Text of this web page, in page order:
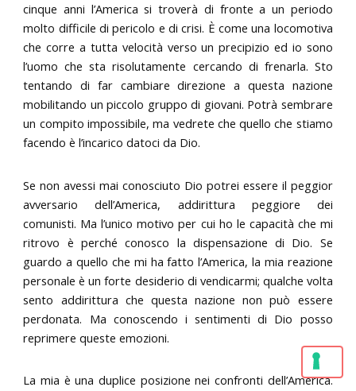
cinque anni l’America si troverà di fronte a un periodo
molto difficile di pericolo e di crisi. È come una locomotiva
che corre a tutta velocità verso un precipizio ed io sono
l’uomo che sta risolutamente cercando di frenarla. Sto
tentando di far cambiare direzione a questa nazione
mobilitando un piccolo gruppo di giovani. Potrà sembrare
un compito impossibile, ma vedrete che quello che stiamo
facendo è l’incarico datoci da Dio.
Se non avessi mai conosciuto Dio potrei essere il peggior
avversario dell’America, addirittura peggiore dei
comunisti. Ma l’unico motivo per cui ho le capacità che mi
ritrovo è perché conosco la dispensazione di Dio. Se
guardo a quello che mi ha fatto l’America, la mia reazione
personale è un forte desiderio di vendicarmi; qualche volta
sento addirittura che questa nazione non può essere
perdonata. Ma conoscendo i sentimenti di Dio posso
reprimere queste emozioni.
La mia è una duplice posizione nei confronti dell’America.